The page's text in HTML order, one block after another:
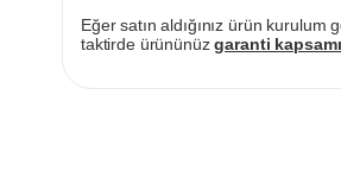
Eğer satın aldığınız ürün
taktirde ürününüzgaranti